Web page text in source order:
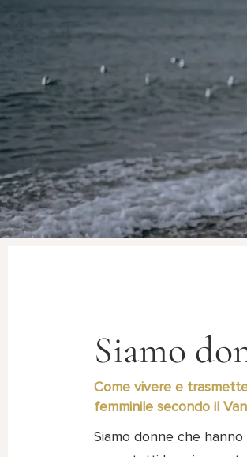
Siamo
Come vivere e
femminile secondo il
Siamo donne che